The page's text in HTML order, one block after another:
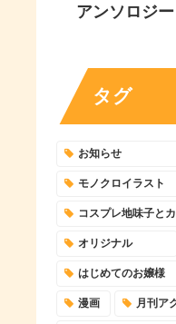
アンソロジー
タグ
お知らせ
モノクロイラスト
コスプレ地味子と
オリジナル
はじめてのお嬢様
漫画 月刊ア